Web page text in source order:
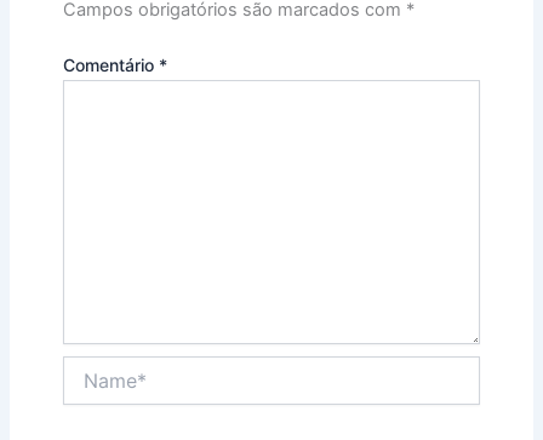
Campos obrigatórios são marcados com *
Comentário *